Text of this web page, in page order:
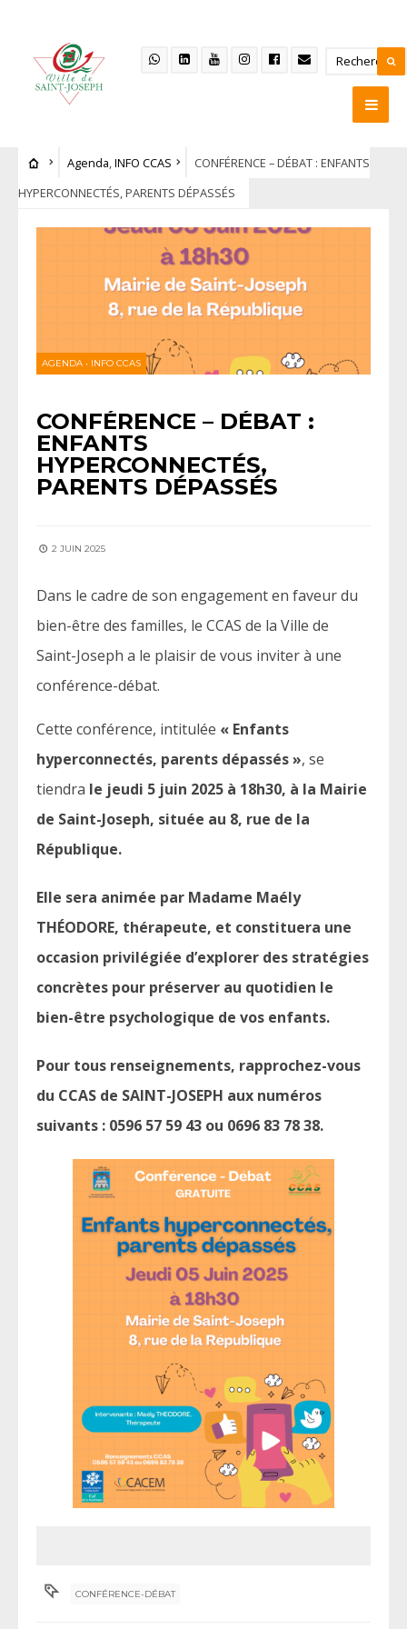
Agenda,INFO CCAS
CONFÉRENCE – DÉBAT : ENFANTS
HYPERCONNECTÉS, PARENTS DÉPASSÉS
AGENDA • INFO CCAS
CONFÉRENCE – DÉBAT :
ENFANTS
HYPERCONNECTÉS,
PARENTS DÉPASSÉS
2 JUIN 2025
Dans le cadre de son engagement en faveur du
bien-être des familles, le CCAS de la Ville de
Saint-Joseph a le plaisir de vous inviter à une
conférence-débat.
Cette conférence, intitulée « Enfants
hyperconnectés, parents dépassés », se
tiendra le jeudi 5 juin 2025 à 18h30, à la Mairie
de Saint-Joseph, située au 8, rue de la
République.
Elle sera animée par Madame Maély
THÉODORE, thérapeute, et constituera une
occasion privilégiée d’explorer des stratégies
concrètes pour préserver au quotidien le
bien-être psychologique de vos enfants.
Pour tous renseignements, rapprochez-vous
du CCAS de SAINT-JOSEPH aux numéros
suivants : 0596 57 59 43 ou 0696 83 78 38.
CONFÉRENCE-DÉBAT